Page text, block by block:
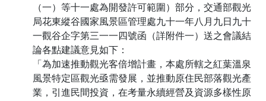
（一）等十一處為開發許可範圍）部分，交通部觀光
局花東縱谷國家風景區管理處九十一年八月九日九十
一觀谷企字第三一一四號函（詳附件一）送之會議結
論各點建議意見如下：
「為加速推動觀光客倍增計畫，本處所轄之紅葉溫泉
風景特定區觀光亟需發展，並推動原住民部落觀光產
業，引進民間投資，在考量永續經營及資源多樣性原